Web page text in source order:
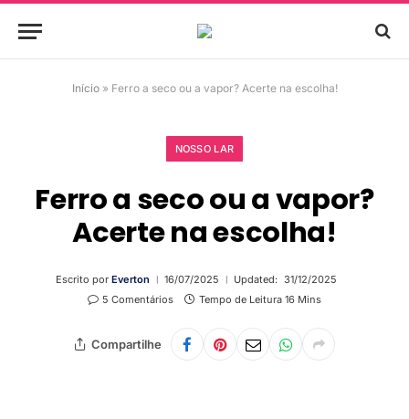
Início» Ferro a seco ou a vapor? Acerte na escolha!
NOSSO LAR
Ferro a seco ou a vapor?
Acerte na escolha!
Escrito por Everton 16/07/2025 Updated: 31/12/2025
5 Comentários
Tempo de Leitura 16 Mins
Compartilhe